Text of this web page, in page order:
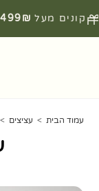
קונים מעל 499₪
עמוד הבית > עציצים >